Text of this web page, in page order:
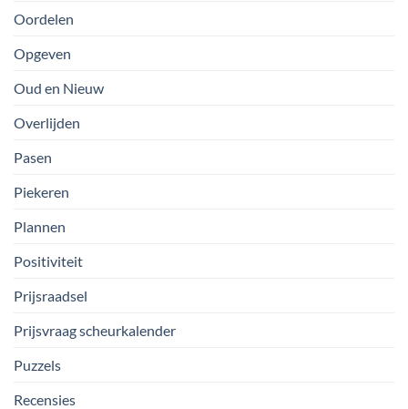
Oordelen
Opgeven
Oud en Nieuw
Overlijden
Pasen
Piekeren
Plannen
Positiviteit
Prijsraadsel
Prijsvraag scheurkalender
Puzzels
Recensies